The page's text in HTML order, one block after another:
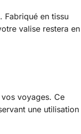
Fabriqué en tissu
valise restera en
voyages. Ce
une utilisation